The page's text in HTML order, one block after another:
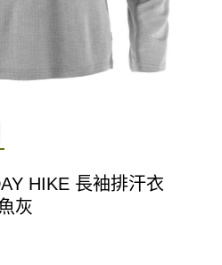
HIKE 長袖排汗衣
灰